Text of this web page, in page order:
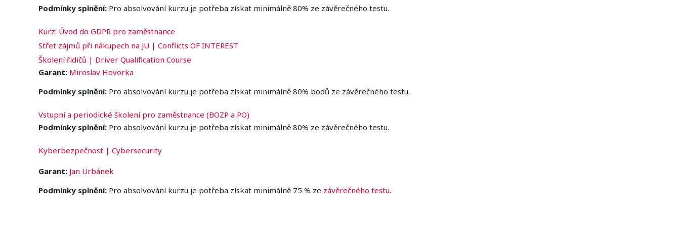
Podmínky splnění: Pro absolvování kurzu je potřeba získat minimálně 80% ze závěrečného testu.
Kurz: Úvod do GDPR pro zaměstnance
Střet zájmů při nákupech na JU | Conflicts OF INTEREST
Školení řidičů | Driver Qualification Course
Garant: Miroslav Hovorka
Podmínky splnění: Pro absolvování kurzu je potřeba získat minimálně 80% bodů ze závěrečného testu.
Vstupní a periodické školení pro zaměstnance (BOZP a PO)
Podmínky splnění: Pro absolvování kurzu je potřeba získat minimálně 80% ze závěrečného testu.
Kyberbezpečnost | Cybersecurity
Garant: Jan Urbánek
Podmínky splnění: Pro absolvování kurzu je potřeba získat minimálně 75 % ze závěrečného testu.